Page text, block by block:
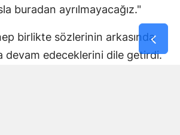
buradan ayrılmayacağız."
birlikte sözlerinin arkasında
devam edeceklerini dile getirdi.